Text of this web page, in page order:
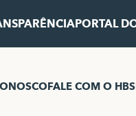
PORTAL
FALE COM O